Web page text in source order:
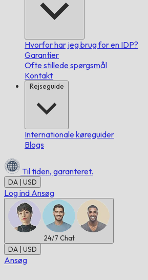
Hvorfor har jeg brug for en IDP?
Garantier
Ofte stillede spørgsmål
Kontakt
Rejseguide
Internationale køreguider
Blogs
Til tiden, garanteret.
DA | USD
Log ind Ansøg
24/7 Chat
DA | USD
Ansøg